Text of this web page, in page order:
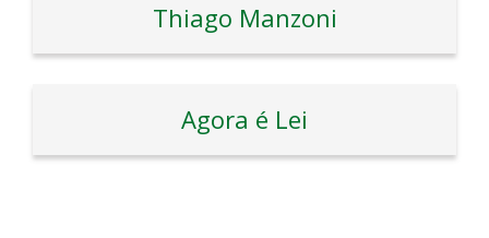
Thiago Manzoni
Agora é Lei